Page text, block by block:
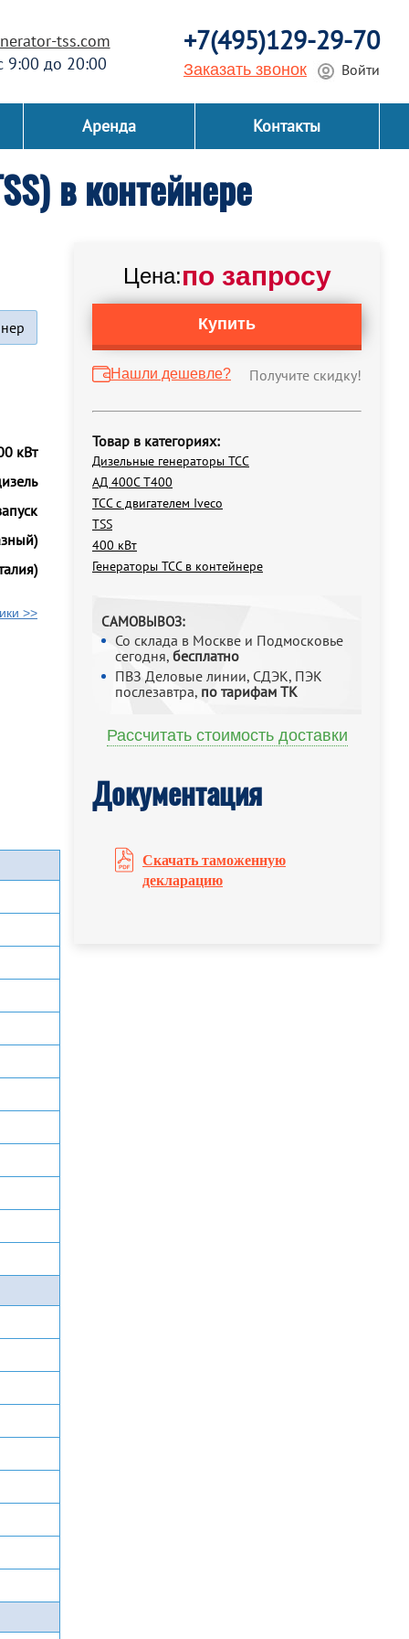
tss.com
9:00 до 20:00
+7(495)129-29-70
Заказать звонок Войти
Аренда Контакты
в контейнере
Цена:по запросу
Купить
Нашли дешевле? Получите скидку!
Товар в категориях:
Дизельные генераторы ТСС
АД 400С Т400
ТСС с двигателем Iveco
TSS
400 кВт
Генераторы ТСС в контейнере
САМОВЫВОЗ:
Со склада в Москве и Подмосковье
сегодня, бесплатно
ПВЗ Деловые линии, СДЭК, ПЭК
послезавтра, по тарифам ТК
Рассчитать стоимость доставки
Документация
Скачать таможенную
декларацию
кВт
>>